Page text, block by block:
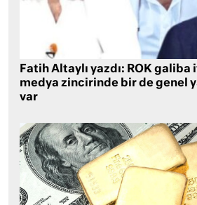
Fatih Altaylı yazdı: ROK
medya zincirinde bir de genel
var